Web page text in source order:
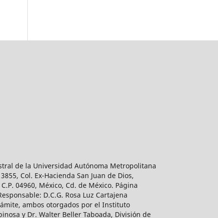
de la Universidad Autónoma Metropolitana
Col. Ex-Hacienda San Juan de Dios,
04960, México, Cd. de México. Página
D.C.G. Rosa Luz Cartajena
ambos otorgados por el Instituto
y Dr. Walter Beller Taboada, División de